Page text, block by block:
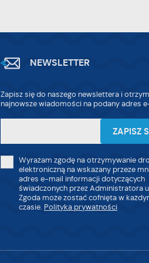
NEWSLETTER
Zapisz się do naszego newslettera i
najnowsze wiadomości na podany adres
Wyrażam zgodę na otrzymywanie
elektroniczną na wskazany przeze
adres e-mail informacji dotyczących
świadczonych przez Administratora
Zgoda może zostać cofnięta w
czasie. Polityka prywatności
witryny internetowej.
ofert, komunikatów